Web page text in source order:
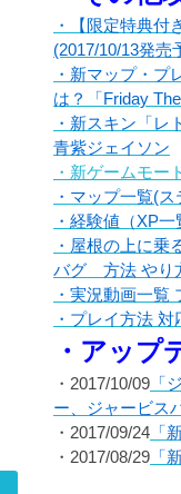
・【限定特典付
(2017/10/13発売
・新マップ・プ
は？「Friday The
・新スキン「レ
青紫ジェイソン
・新ゲームモー
・マップ一覧(
・経験値（XP一
・屋根の上に乗
バグ 方法 やり
・実況動画一覧
・プレイ方法
・アップ
・2017/10/09 「
ー、ジャービス
・2017/09/24 「
・2017/08/29 「